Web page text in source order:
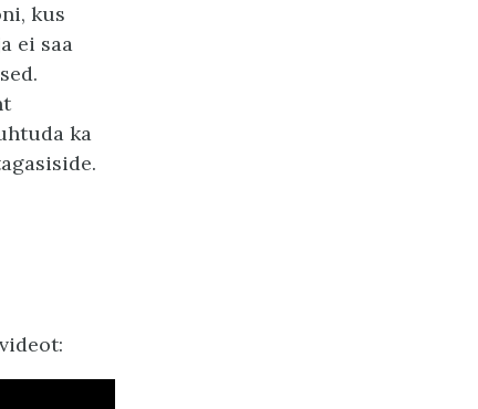
kus
ei saa
ka